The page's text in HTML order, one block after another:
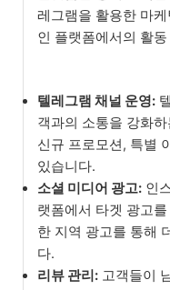
레그램을 활용한 마
인 플랫폼에서의 활
텔레그램 채널 운영:
객과의 소통을 강화
신규 프로모션, 특별
있습니다.
소셜 미디어 광고: 인
랫폼에서 타겟 광고
한 지역 광고를 통해
다.
리뷰 관리: 고객들이